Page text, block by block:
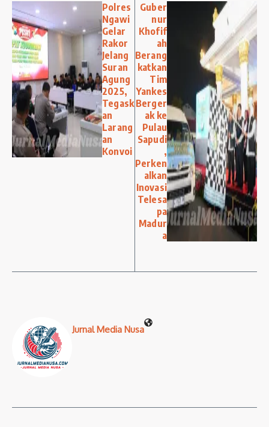
Polres
Ngawi
Gelar
Rakor
Jelang
Suran
Agung
2025,
Tegask
an
Larang
an
Konvoi
Guber
nur
Khofif
ah
Berang
katkan
Tim
Yankes
Berger
ak ke
Pulau
Sapudi
,
Perken
alkan
Inovasi
Telesa
pa
Madur
a
Jurnal Media Nusa